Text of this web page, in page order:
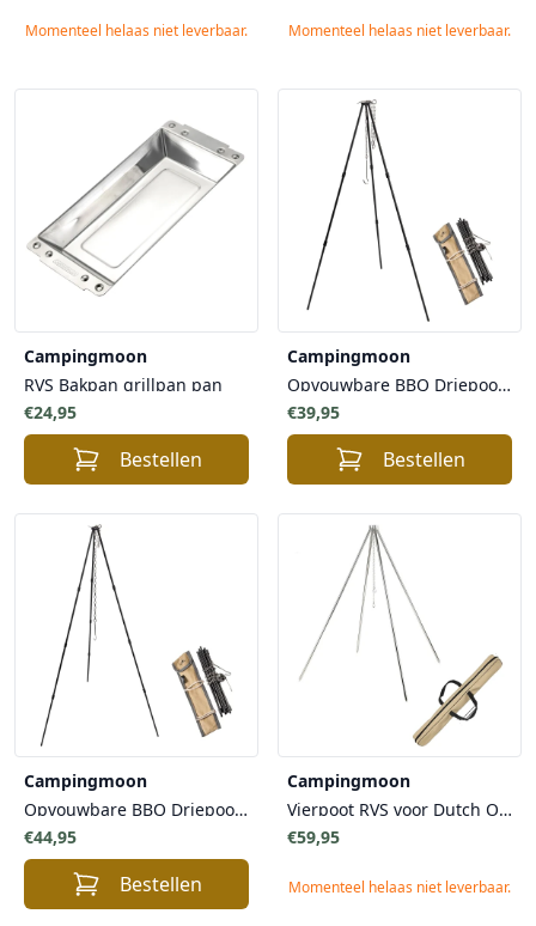
Momenteel helaas niet leverbaar. Momenteel helaas niet leverbaar.
Campingmoon
RVS Bakpan grillpan pan
€24,95
Bestellen
Campingmoon
Opvouwbare BBQ Driepoot met draagtas 80cm voor Vuurschalen - Compact Ontwerp Eenvoudige Montage
€39,95
Bestellen
Campingmoon
Opvouwbare BBQ Driepoot 105 cm met draagtas voor Vuurschalen - Compact Ontwerp Eenvoudige Montage
€44,95
Bestellen
Campingmoon
Vierpoot RVS voor Dutch Ovens
€59,95
Momenteel helaas niet leverbaar.